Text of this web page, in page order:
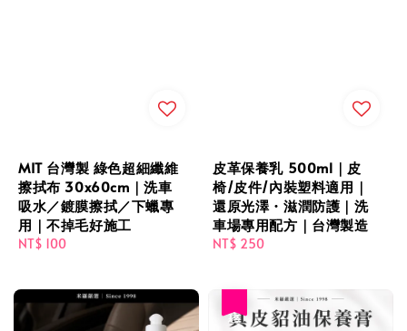
MIT 台灣製 綠色超細纖維
擦拭布 30x60cm｜洗車
吸水／鍍膜擦拭／下蠟專
用｜不掉毛好施工
Regular
NT$ 100
皮革保養乳 500ml｜皮
椅/皮件/內裝塑料適用｜
還原光澤・滋潤防護｜洗
車場專用配方｜台灣製造
Regular
NT$ 250